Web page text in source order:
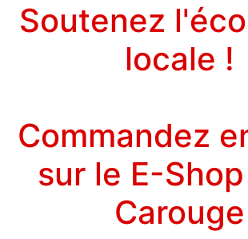
Soutenez
locale !
Commandez
sur le E-
Carouge